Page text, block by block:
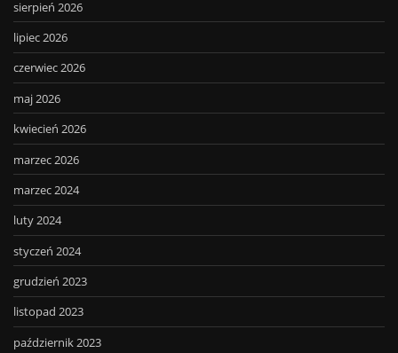
sierpień 2026
lipiec 2026
czerwiec 2026
maj 2026
kwiecień 2026
marzec 2026
marzec 2024
luty 2024
styczeń 2024
grudzień 2023
listopad 2023
październik 2023